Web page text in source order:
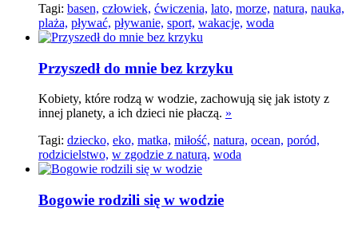
Tagi: basen, człowiek, ćwiczenia, lato, morze, natura, nauka,
plaża, pływać, pływanie, sport, wakacje, woda
Przyszedł do mnie bez krzyku
Kobiety, które rodzą w wodzie, zachowują się jak istoty z
innej planety, a ich dzieci nie płaczą. »
Tagi: dziecko, eko, matka, miłość, natura, ocean, poród,
rodzicielstwo, w zgodzie z naturą, woda
Bogowie rodzili się w wodzie